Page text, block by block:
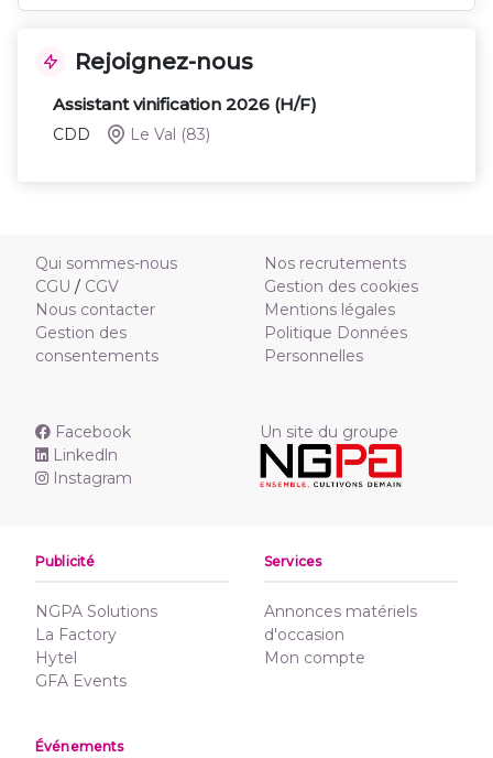
Rejoignez-nous
Assistant vinification 2026 (H/F)
CDD Le Val (83)
Qui sommes-nous
CGU / CGV
Nous contacter
Gestion des
consentements
Nos recrutements
Gestion des cookies
Mentions légales
Politique Données
Personnelles
Facebook
Linkedln
Instagram
Un site du groupe
Publicité
NGPA Solutions
La Factory
Hytel
GFA Events
Services
Annonces matériels
d'occasion
Mon compte
Événements